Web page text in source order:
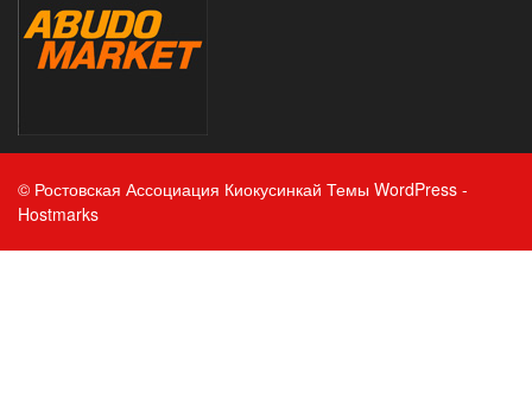
© Ростовская Ассоциация Киокусинкай Темы WordPress -
Hostmarks